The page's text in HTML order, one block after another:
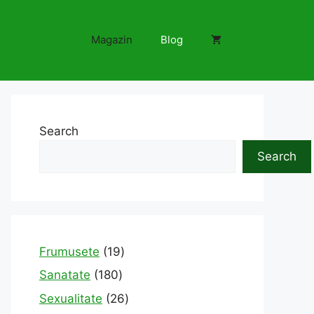
Magazin Blog
Search
Search
Frumusete 1919
products
Sanatate 180180
products
Sexualitate 2626